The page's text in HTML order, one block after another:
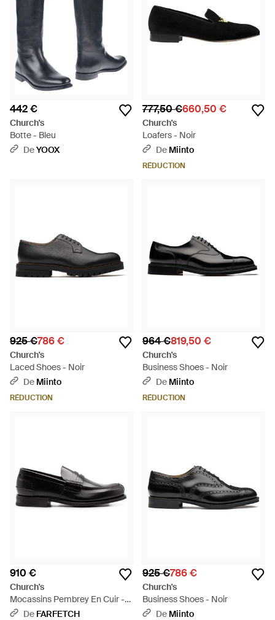
442 €
Church's
Botte - Bleu
DeYOOX
777,50 €660,50 €
Church's
Loafers - Noir
De Miinto
RÉDUCTION
925 €786 €
Church's
Laced Shoes - Noir
De Miinto
RÉDUCTION
964 €819,50 €
Church's
Business Shoes - Noir
De Miinto
RÉDUCTION
910 €
Church's
Mocassins Pembrey En Cuir -
NoirDe FARFETCH
925 €786 €
Church's
Business Shoes - Noir
De Miinto